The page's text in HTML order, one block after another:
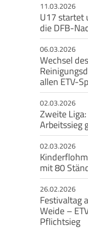
11.03.2026
U17 startet
die DFB-
06.03.2026
Wechsel des
allen ETV-
02.03.2026
Zweite
Arbeitssieg
02.03.2026
mit 80
26.02.2026
Festivaltag
Weide –
Pflichtsieg